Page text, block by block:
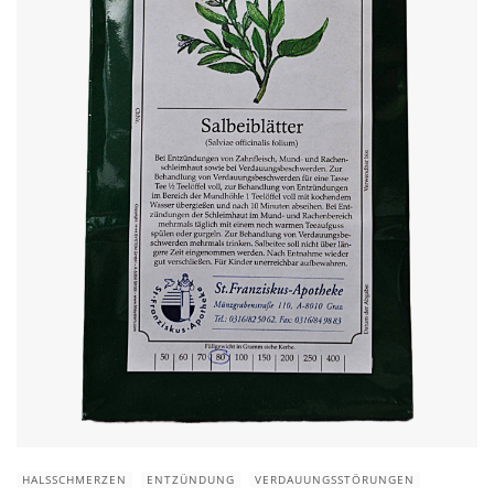
HALSSCHMERZEN ENTZÜNDUNG
VERDAUUNGSSTÖRUNGEN